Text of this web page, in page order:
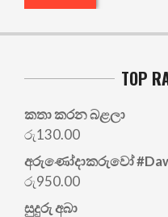
TOP
කතා කරන බළලා
රු130.00
අරු‍ණෝදාකරුවෝ
රු950.00
සුදුරු අබා